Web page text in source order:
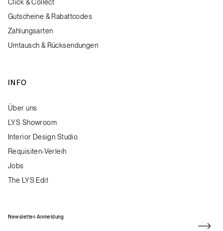
Click & Collect
Gutscheine & Rabattcodes
Zahlungsarten
Umtausch & Rücksendungen
INFO
Über uns
LYS Showroom
Interior Design Studio
Requisiten-Verleih
Jobs
The LYS Edit
Newsletter-Anmeldung